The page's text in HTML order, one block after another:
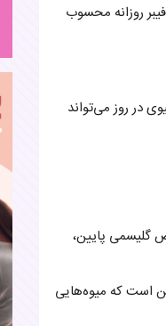
روزانه محسوب
در روز می‌تواند
گرم فیبر دارد و به دلیل شاخص گلیسمی پایین،
است که میوه‌هایی